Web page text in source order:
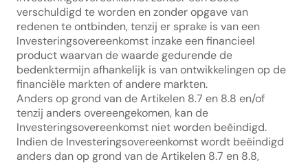
verschuldigd te worden en zonder opgave van
redenen te ontbinden, tenzij er sprake is van een
Investeringsovereenkomst inzake een financieel
product waarvan de waarde gedurende de
bedenktermijn afhankelijk is van ontwikkelingen op de
financiële markten of andere markten.
Anders op grond van de Artikelen 8.7 en 8.8 en/of
tenzij anders overeengekomen, kan de
Investeringsovereenkomst niet worden beëindigd.
Indien de Investeringsovereenkomst wordt beëindigd
anders dan op grond van de Artikelen 8.7 en 8.8,